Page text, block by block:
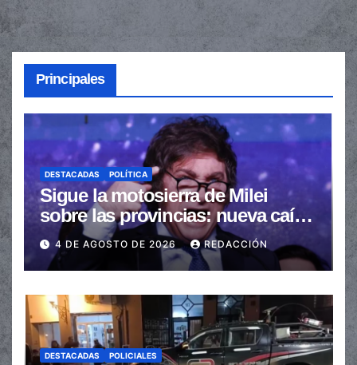
Principales
DESTACADAS POLÍTICA
Sigue la motosierra de Milei
sobre las provincias: nueva caída
de las transferencias no
automáticas
4 DE AGOSTO DE 2026 REDACCIÓN
DESTACADAS POLICIALES